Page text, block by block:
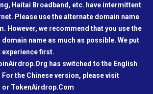
Haitai Broadband, etc. have intermittent
Please use the alternate domain name
However, we recommend that you use the
name as much as possible. We put
experience first.
has switched to the English
the Chinese version, please visit
TokenAirdrop.Com